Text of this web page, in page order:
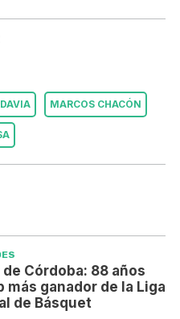
MARCOS CHACÓN
Córdoba: 88 años
más ganador de la Liga
de Básquet